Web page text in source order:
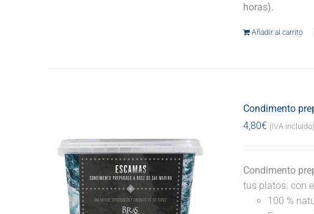
horas).
Añadir al carrito
Condimento
4,80€ (IVA incluido)
Condimento
tus platos. con
100 %